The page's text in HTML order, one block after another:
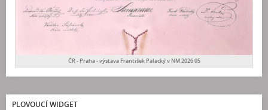
ČR - Praha - výstava František Palacký v NM 2026 05
PLOVOUCÍ WIDGET